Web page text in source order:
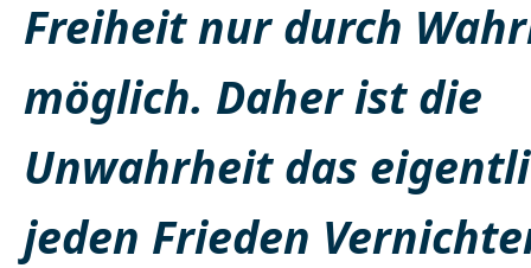
Freiheit nur durch
möglich. Daher ist die
Unwahrheit das
jeden Frieden